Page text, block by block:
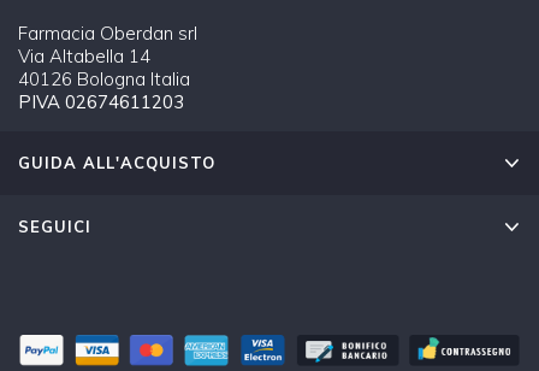
Farmacia Oberdan srl
Via Altabella 14
40126 Bologna Italia
PIVA 02674611203
GUIDA ALL'ACQUISTO
SEGUICI